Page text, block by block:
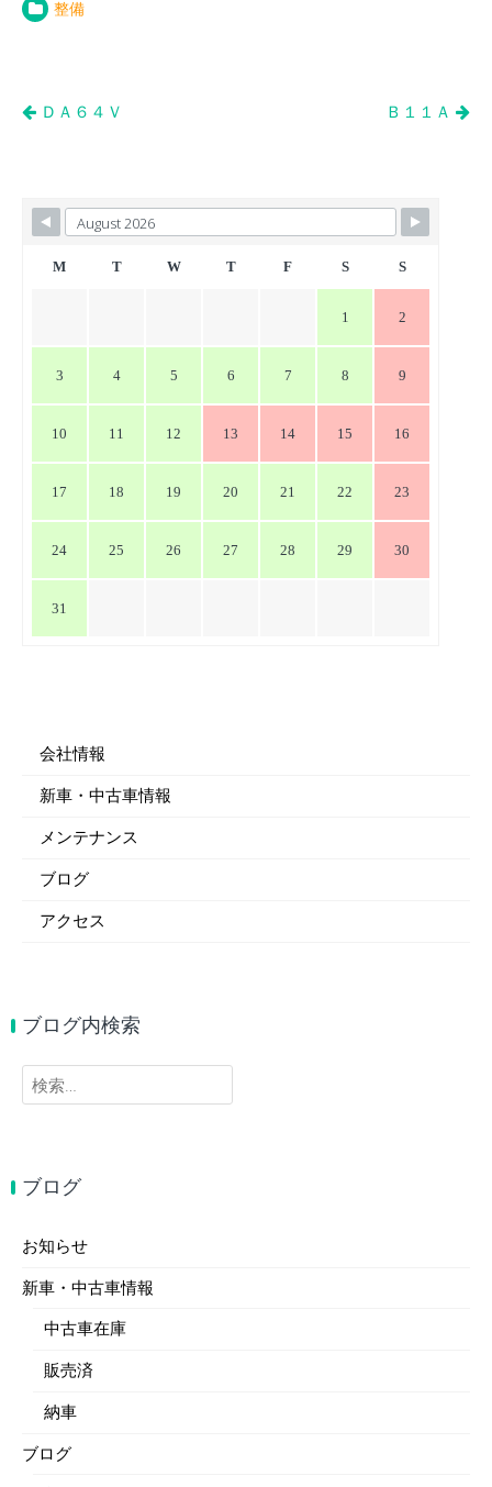
整備
投
ビ
ゲ
ＤＡ６４Ｖ Ｂ１１Ａ
M T W T F S S
1 2
3 4 5 6 7 8 9
10 11 12 13 14 15 16
17 18 19 20 21 22 23
24 25 26 27 28 29 30
31
会社情報
新車・中古車情報
メンテナンス
ブログ
アクセス
ブログ内検索
検
索:
ブログ
お知らせ
新車・中古車情報
中古車在庫
販売済
納車
ブログ